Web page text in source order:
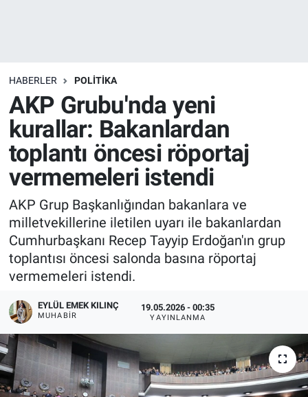
HABERLER POLİTİKA
AKP Grubu'nda yeni
kurallar: Bakanlardan
toplantı öncesi röportaj
vermemeleri istendi
AKP Grup Başkanlığından bakanlara ve
milletvekillerine iletilen uyarı ile bakanlardan
Cumhurbaşkanı Recep Tayyip Erdoğan'ın grup
toplantısı öncesi salonda basına röportaj
vermemeleri istendi.
EYLÜL EMEK KILINÇ
MUHABIR
19.05.2026 - 00:35
YAYINLANMA